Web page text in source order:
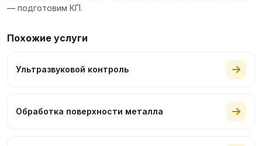
— подготовим КП.
Похожие услуги
Ультразвуковой контроль
Обработка поверхности металла